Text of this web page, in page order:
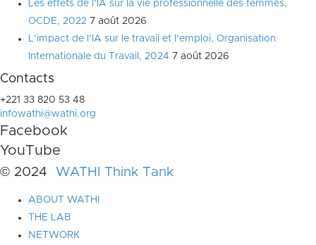
Les effets de l’IA sur la vie professionnelle des femmes,
OCDE, 2022 7 août 2026
L’impact de l’IA sur le travail et l’emploi, Organisation
Internationale du Travail, 2024 7 août 2026
Contacts
+221 33 820 53 48
infowathi@wathi.org
Facebook
YouTube
© 2024 WATHI Think Tank
ABOUT WATHI
THE LAB
NETWORK